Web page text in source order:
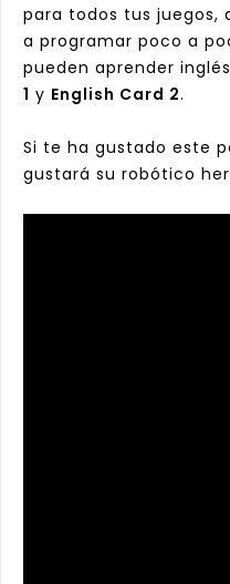
para todos tus juegos,
a programar poco a
pueden aprender
1 y English Card 2.
Si te ha gustado este
gustará su robótico